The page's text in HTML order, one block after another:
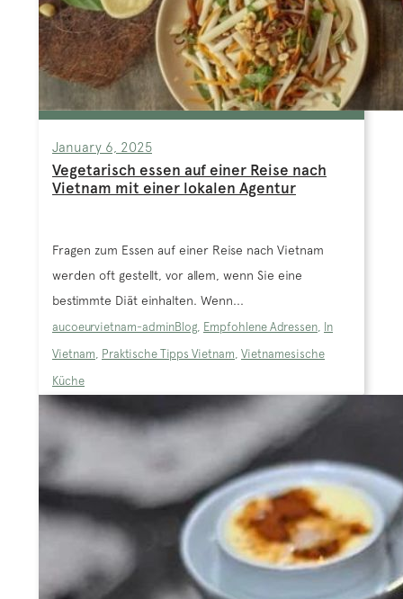
January 6, 2025
Vegetarisch essen auf einer Reise nach
Vietnam mit einer lokalen Agentur
Fragen zum Essen auf einer Reise nach Vietnam
werden oft gestellt, vor allem, wenn Sie eine
bestimmte Diät einhalten. Wenn...
aucoeurvietnam-adminBlog, Empfohlene Adressen, In
Vietnam, Praktische Tipps Vietnam, Vietnamesische
Küche